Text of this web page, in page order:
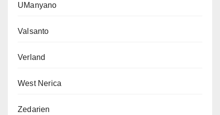
UManyano
Valsanto
Verland
West Nerica
Zedarien